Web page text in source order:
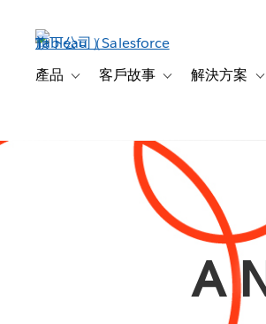
產品 Toggle sub-navigation for 產品
客戶故事 Toggle sub-
解決方案
A